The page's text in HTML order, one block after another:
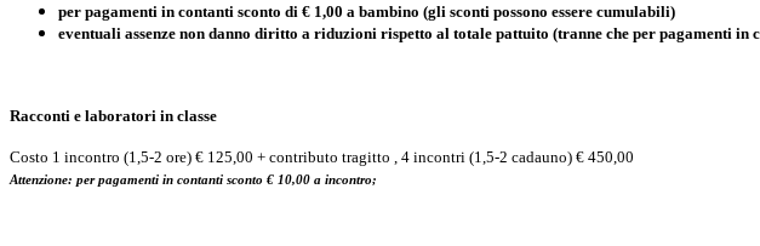
per pagamenti in contanti sconto di € 1,00 a bambino (gli sconti possono essere cumulabili)
eventuali assenze non danno diritto a riduzioni rispetto al totale pattuito (tranne che per pagamenti
Racconti e laboratori in classe
Costo 1 incontro (1,5-2 ore) € 125,00 + contributo tragitto , 4 incontri (1,5-2 cadauno) € 450,00
Attenzione: per pagamenti in contanti sconto € 10,00 a incontro;